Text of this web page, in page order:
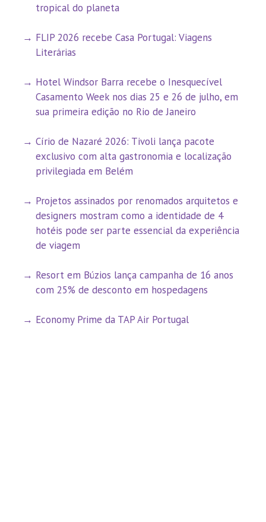
tropical do planeta
FLIP 2026 recebe Casa Portugal: Viagens
Literárias
Hotel Windsor Barra recebe o Inesquecível
Casamento Week nos dias 25 e 26 de julho, em
sua primeira edição no Rio de Janeiro
Círio de Nazaré 2026: Tivoli lança pacote
exclusivo com alta gastronomia e localização
privilegiada em Belém
Projetos assinados por renomados arquitetos e
designers mostram como a identidade de 4
hotéis pode ser parte essencial da experiência
de viagem
Resort em Búzios lança campanha de 16 anos
com 25% de desconto em hospedagens
Economy Prime da TAP Air Portugal